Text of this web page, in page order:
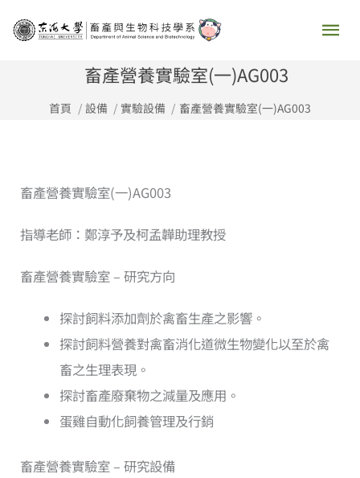
主
畜產營養實驗室(一)AG003
首頁 設備 實驗設備 畜產營養實驗室(一)AG003
畜產營養實驗室(一)AG003
指導老師：鄭淳予及柯孟韡助理教授
畜產營養實驗室 – 研究方向
探討飼料添加劑於禽畜生產之影響。
探討飼料營養對禽畜消化道微生物變化以至於禽
畜之生理表現。
探討畜產廢棄物之減量及應用。
蛋雞自動化飼養管理及行銷
畜產營養實驗室 – 研究設備